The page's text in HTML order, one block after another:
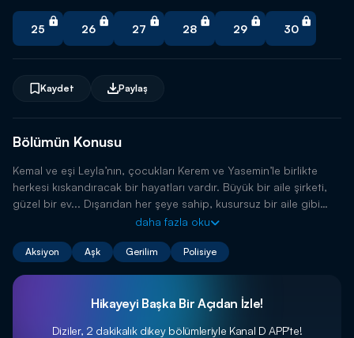
Bölümün Konusu
Kemal ve eşi Leyla’nın, çocukları Kerem ve Yasemin’le birlikte
herkesi kıskandıracak bir hayatları vardır. Büyük bir aile şirketi,
güzel bir ev... Dışarıdan her şeye sahip, kusursuz bir aile gibi
görünürler. Ancak bu muhteşem aile tablosu bir gecede yerle bir
daha fazla oku
Aksiyon Aşk Gerilim Polisiye
Kaydet Paylaş
25 26 27 28 29 30
Hikayeyi Başka Bir Açıdan İzle!
Diziler, 2 dakikalık dikey bölümleriyle Kanal D APP'te!